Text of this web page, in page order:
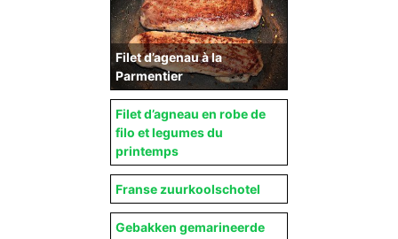
Filet d’agenau à la
Parmentier
Filet d’agneau en robe de
filo et legumes du
printemps
Franse zuurkoolschotel
Gebakken gemarineerde